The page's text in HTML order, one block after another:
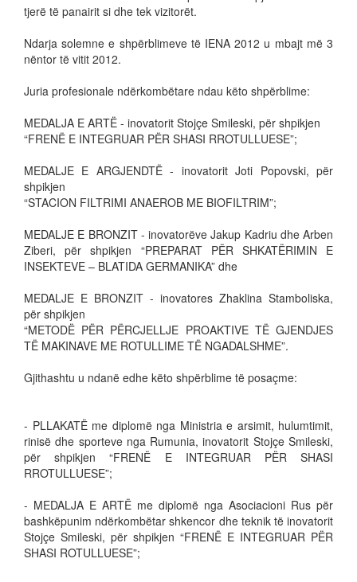
tjerë të panairit si dhe tek vizitorët.
Ndarja solemne e shpërblimeve të IENA 2012 u mbajt më 3
nëntor të vitit 2012.
Juria profesionale ndërkombëtare ndau këto shpërblime:
MEDALJA E ARTË - inovatorit Stojçe Smileski, për shpikjen
“FRENË E INTEGRUAR PËR SHASI RROTULLUESE”;
MEDALJE E ARGJENDTË - inovatorit Joti Popovski, për
shpikjen
“STACION FILTRIMI ANAEROB ME BIOFILTRIM”;
MEDALJE E BRONZIT - inovatorëve Jakup Kadriu dhe Arben
Ziberi, për shpikjen “PREPARAT PËR SHKATËRIMIN E
INSEKTEVE – BLATIDA GERMANIKA” dhe
MEDALJE E BRONZIT - inovatores Zhaklina Stamboliska,
për shpikjen
“METODË PËR PËRCJELLJE PROAKTIVE TË GJENDJES
TË MAKINAVE ME ROTULLIME TË NGADALSHME”.
Gjithashtu u ndanë edhe këto shpërblime të posaçme:
- PLLAKATË me diplomë nga Ministria e arsimit, hulumtimit,
rinisë dhe sporteve nga Rumunia, inovatorit Stojçe Smileski,
për shpikjen “FRENË E INTEGRUAR PËR SHASI
RROTULLUESE”;
- MEDALJA E ARTË me diplomë nga Asociacioni Rus për
bashkëpunim ndërkombëtar shkencor dhe teknik të inovatorit
Stojçe Smileski, për shpikjen “FRENË E INTEGRUAR PËR
SHASI ROTULLUESE”;